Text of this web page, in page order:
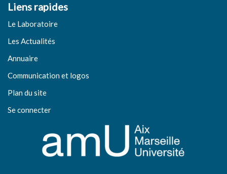
Liens rapides
Le Laboratoire
Les Actualités
Annuaire
Communication et logos
Plan du site
Se connecter